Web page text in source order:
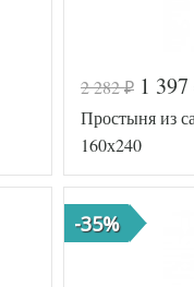
2 282₽ 1 397
Простыня из
160х240
-35%